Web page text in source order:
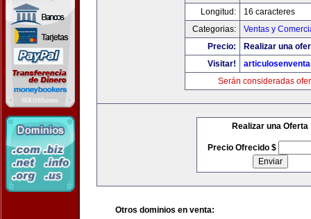
Longitud:
16 caracteres
Categorias:
Ventas y
Precio:
Realizar una
Visitar!
Serán consideradas
Realizar una Oferta
Precio Ofrecido $
Otros dominios en venta: